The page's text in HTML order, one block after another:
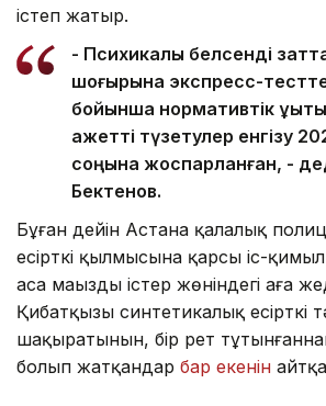
істеп жатыр.
- Психикалық белсенді
шоғырына экспресс-
бойынша нормативтік
қажетті түзетулер енгізу
соңына жоспарланған, -
Бектенов.
Бұған дейін Астана қалалық
есірткі қылмысына қарсы іс-
аса маңызды істер жөніндегі аға
Қибатқызы синтетикалық есірткі
шақыратынын, бір рет
болып жатқандар бар екенін